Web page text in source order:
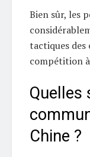
Bien sûr, les
tactiques des
compétition
Quelles
Chine ?